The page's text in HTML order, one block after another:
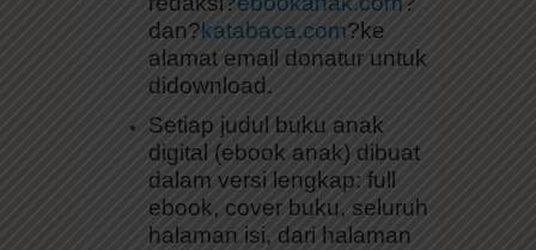
dan?katabaca.com?ke
alamat email donatur untuk
didownload.
Setiap judul buku anak
digital (ebook anak) dibuat
dalam versi lengkap: full
ebook, cover buku, seluruh
halaman isi, dari halaman